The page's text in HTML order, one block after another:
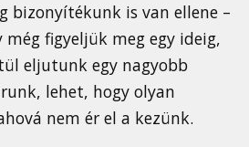
bizonyítékunk is van ellene –
még figyeljük meg egy ideig,
eljutunk egy nagyobb
lehet, hogy olyan
nem ér el a kezünk.